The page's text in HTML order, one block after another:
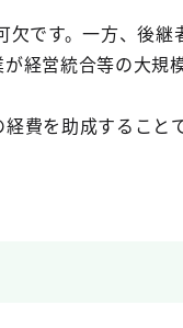
です。一方、後継
経営統合等の大規
費を助成すること